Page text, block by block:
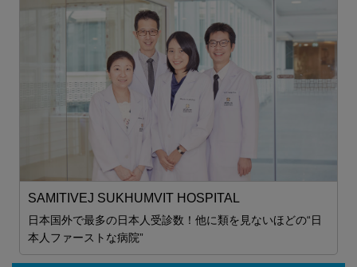
SAMITIVEJ SUKHUMVIT HOSPITAL
日本国外で最多の日本人受診数！他に類を見ないほどの“日
本人ファーストな病院”